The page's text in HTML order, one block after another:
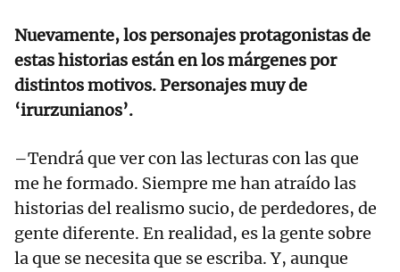
Nuevamente, los personajes protagonistas de
estas historias están en los márgenes por
distintos motivos. Personajes muy de
‘irurzunianos’.
–Tendrá que ver con las lecturas con las que
me he formado. Siempre me han atraído las
historias del realismo sucio, de perdedores, de
gente diferente. En realidad, es la gente sobre
la que se necesita que se escriba. Y, aunque